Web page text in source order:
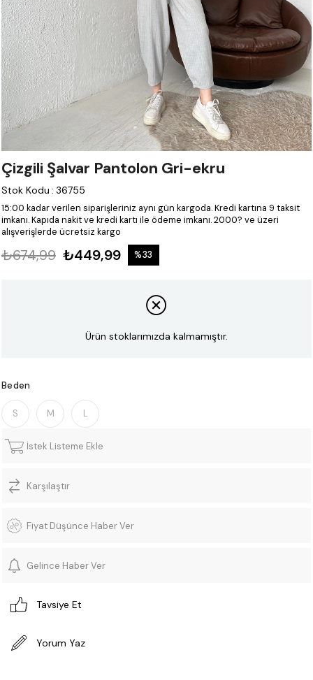
Çizgili Şalvar Pantolon Gri-ekru
Stok Kodu : 36755
15:00 kadar verilen siparişleriniz aynı gün kargoda.Kredi kartına 9 taksit
imkanı.Kapıda nakit ve kredi kartı ile ödeme imkanı.2000? ve üzeri
alışverişlerde ücretsiz kargo
₺674,99 ₺449,99 %33
Ürün stoklarımızda kalmamıştır.
Beden
S M L
İstek Listeme Ekle
Karşılaştır
Fiyat Düşünce Haber Ver
Gelince Haber Ver
Tavsiye Et
Yorum Yaz